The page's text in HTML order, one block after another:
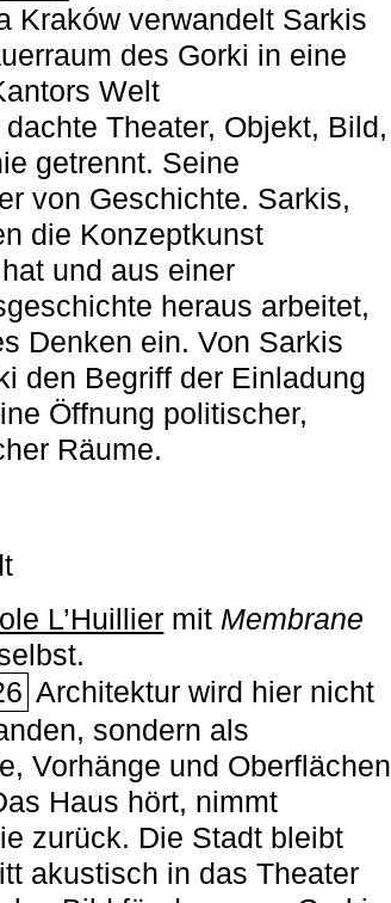
Kraków verwandelt Sarkis
des Gorki in eine
Welt
Theater, Objekt, Bild,
getrennt. Seine
von Geschichte. Sarkis,
die Konzeptkunst
und aus einer
heraus arbeitet,
Denken ein. Von Sarkis
den Begriff der Einladung
Öffnung politischer,
Räume.
L’Huillier mit ­ Membrane
Architektur wird hier nicht
sondern als
Vorhänge und Oberflächen
Haus hört, nimmt
zurück. Die Stadt bleibt
akustisch in das Theater